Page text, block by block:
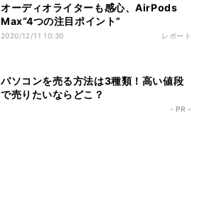
オーディオライターも感心、AirPods
Max“4つの注目ポイント”
2020/12/11 10:30 レポート
パソコンを売る方法は3種類！高い値段
で売りたいならどこ？
- PR -